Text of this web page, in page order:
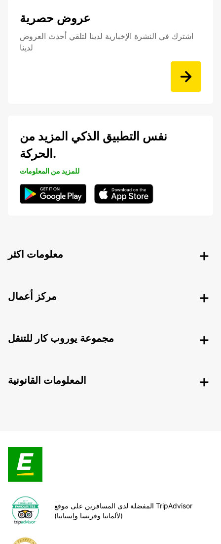
عروض حصرية
اشترك في النشرة الإخبارية لدينا لتلقي أحدث العروض
لدينا
نفس التطبيق الذكي المزيد من
الحركة.
للمزيد من المعلومات
معلومات اكثر
مركز أعمال
مجموعة يوروب كار للتنقل
المعلومات القانونية
المفضلة لدى المسافرين على موقع TripAdvisor
(لألمانيا وفرنسا وإسبانيا)